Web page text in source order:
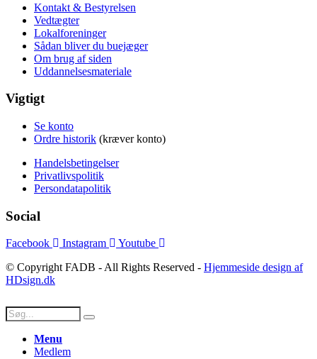
Kontakt & Bestyrelsen
Vedtægter
Lokalforeninger
Sådan bliver du buejæger
Om brug af siden
Uddannelsesmateriale
Vigtigt
Se konto
Ordre historik (kræver konto)
Handelsbetingelser
Privatlivspolitik
Persondatapolitik
Social
Facebook Instagram
Youtube
© Copyright FADB - All Rights Reserved - Hjemmeside design af
HDsign.dk
Menu
Medlem